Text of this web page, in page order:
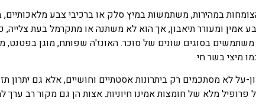
במהירות, משתמשות במיץ סלק או ברכיבי צבע
אמין ומעורר תיאבון, אך הוא לא משתנה או מתקרמל בעת
משתמשים בסוגים שונים של סוכר. האונז'ה שפותח, מוגן
מיצי בשר חי.
על לא מסתכמים רק ביתרונות אסטתיים וחושיים, אלא גם יתרון
חלבון של 20%-30% ובעל פרופיל מלא של חומצות אמינו חיוניות. אצות הן גם